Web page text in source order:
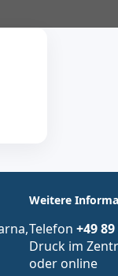
Weitere
Telefon +49
Druck im
oder online